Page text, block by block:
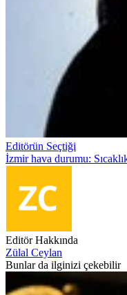
Editörün Seçtiği
İzmir hava durumu:
Editör Hakkında
Zülal Ceylan
Bunlar da ilginizi çekebilir